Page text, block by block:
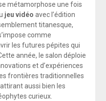
métamorphose une fois
jeu vidéo avec l’édition
titanesque,
comme
les futures pépites qui
année, le salon déploie
et d’expériences
frontières traditionnelles
aussi bien les
curieux.